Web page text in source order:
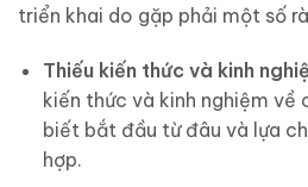
triển khai do gặp phải một số
Thiếu kiến thức và kinh
kiến thức và kinh nghiệm về
biết bắt đầu từ đâu và lựa
hợp.